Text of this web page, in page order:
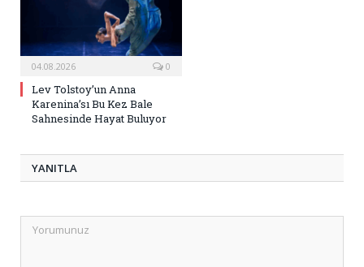
04.08.2026 0
Lev Tolstoy’un Anna
Karenina’sı Bu Kez Bale
Sahnesinde Hayat Buluyor
YANITLA